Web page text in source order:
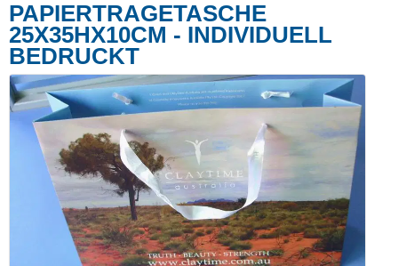
PAPIERTRAGETASCHE
25X35HX10CM - INDIVIDUELL
BEDRUCKT